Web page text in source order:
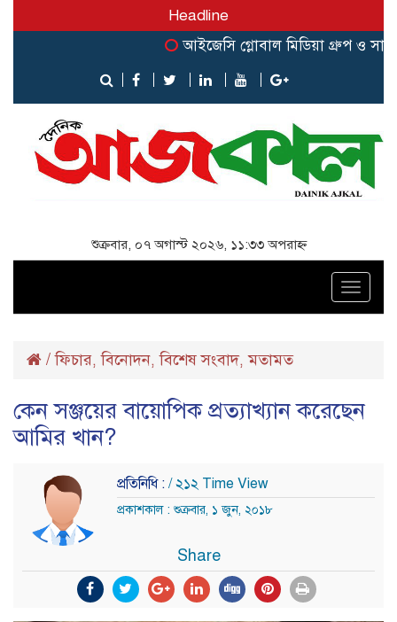
Headline
আইজেসি গ্লোবাল মিডিয়া গ্রুপ ও সার্ক
শুক্রবার, ০৭ অগাস্ট ২০২৬, ১১:৩৩ অপরাহ্ন
Toggle
/ফিচার,বিনোদন,বিশেষ সংবাদ,মতামত
কেন সঞ্জয়ের বায়োপিক প্রত্যাখ্যান করেছেন
আমির খান?
প্রতিনিধি : / ২১২ Time View
প্রকাশকাল : শুক্রবার, ১ জুন, ২০১৮
Share